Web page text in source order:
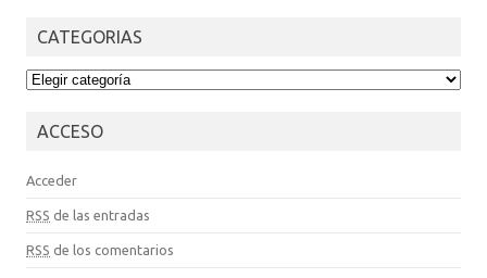
CATEGORIAS
CATEGORIAS
ACCESO
Acceder
RSS de las entradas
RSS de los comentarios